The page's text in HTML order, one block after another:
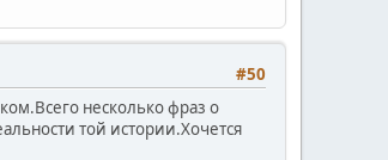
#50
несколько фраз о
той истории.Хочется